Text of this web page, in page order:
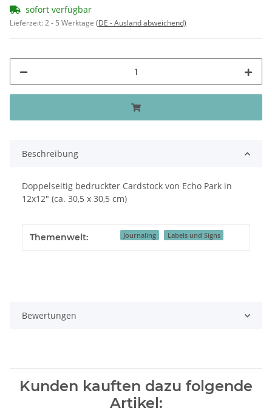
sofort verfügbar
Lieferzeit:2 - 5 Werktage (DE - Ausland abweichend)
Beschreibung
Doppelseitig bedruckter Cardstock von Echo Park in
12x12" (ca. 30,5 x 30,5 cm)
Themenwelt: Journaling Labels und Signs
Bewertungen
Kunden kauften dazu folgende
Artikel: